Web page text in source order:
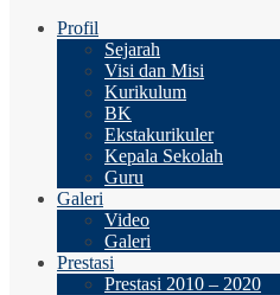
Profil
Sejarah
Visi dan Misi
Kurikulum
BK
Ekstakurikuler
Kepala Sekolah
Guru
Galeri
Video
Galeri
Prestasi
Prestasi 2010 – 2020